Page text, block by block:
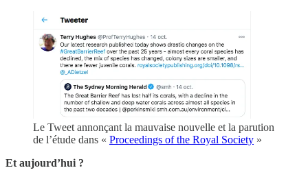
Le Tweet annonçant la mauvaise nouvelle et la parution
de l’étude dans « Proceedings of the Royal Society »
Et aujourd’hui ?